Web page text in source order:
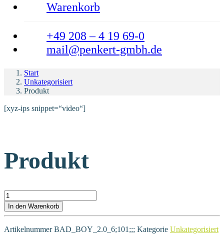
Warenkorb
+49 208 – 4 19 69-0
mail@penkert-gmbh.de
Start
Unkategorisiert
Produkt
[xyz-ips snippet=“video“]
Produkt
Produkt Menge
In den Warenkorb
Artikelnummer BAD_BOY_2.0_6;101;;; Kategorie Unkategorisiert